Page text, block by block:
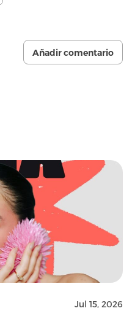
Añadir comentario
Jul 15, 2026